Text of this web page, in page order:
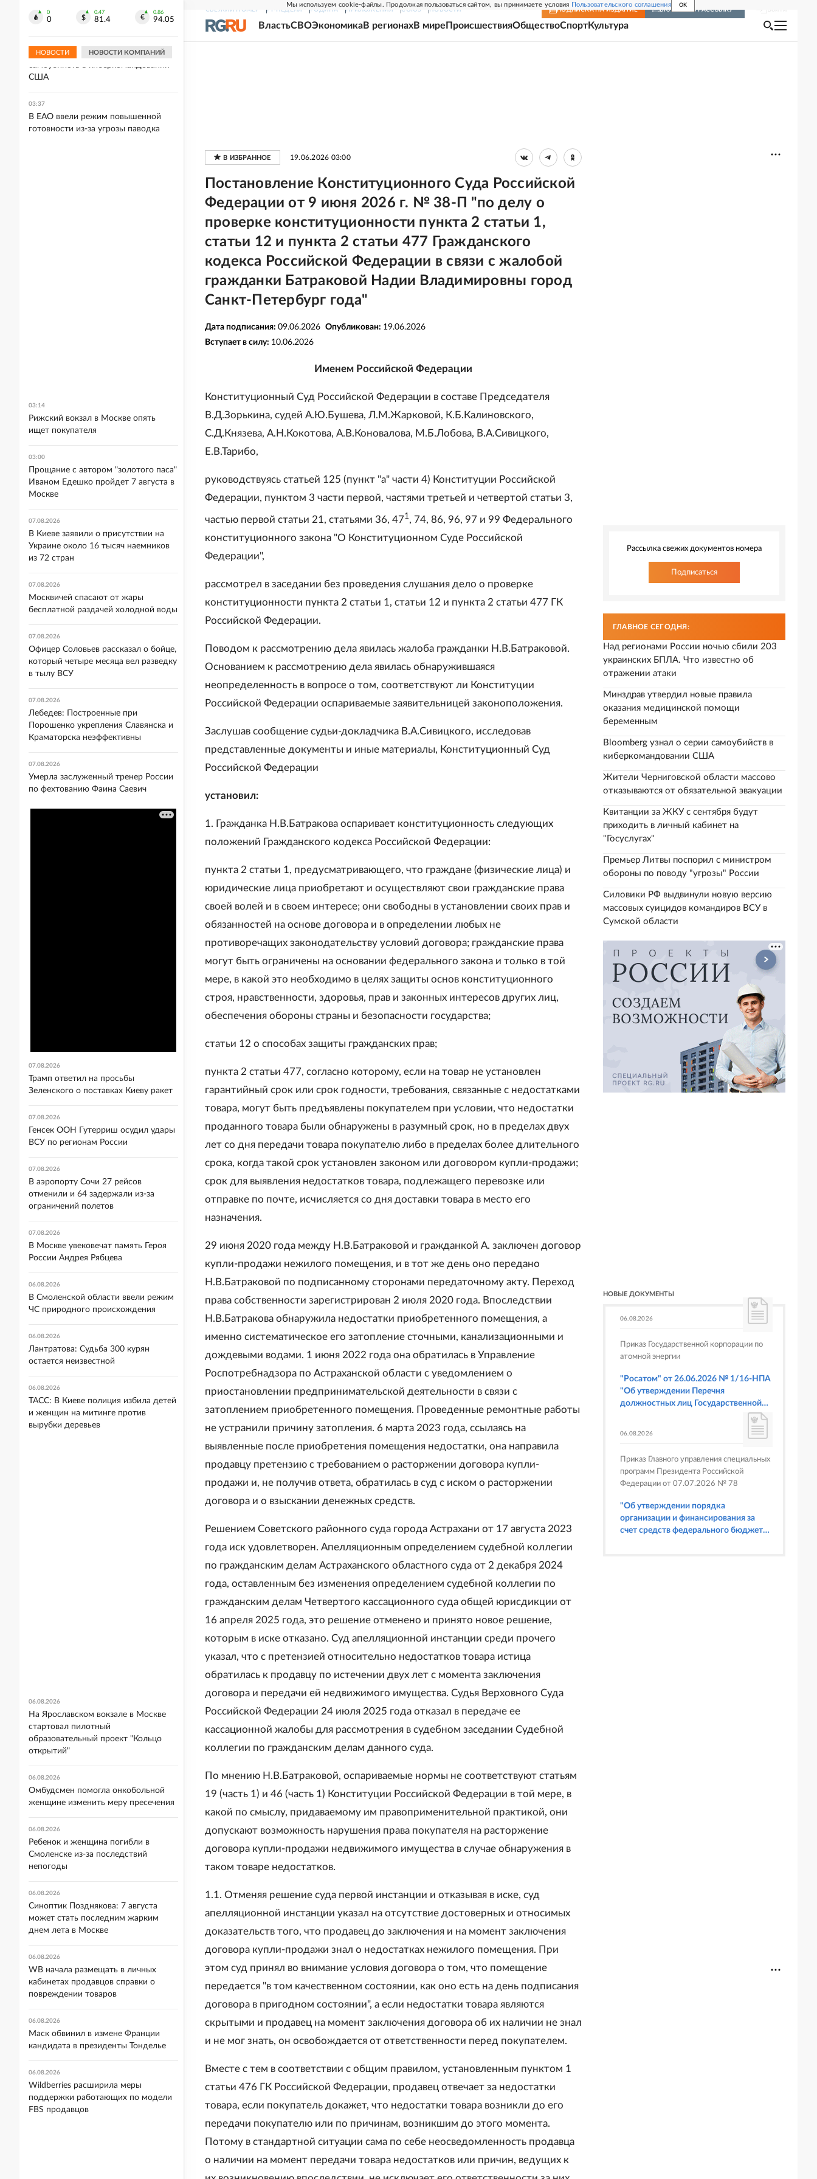
Мы используем cookie-файлы. Продолжая пользоваться сайтом, вы принимаете условия Пользовательского соглашения OK
СВЕЖИЙ НОМЕР РГ-НЕДЕЛЯ РОДИНА ПРИЛОЖЕНИЯ СОЮЗ НОВОСТИ ПОДПИСКА НА ИЗДАНИЕ ВКЛЮЧИТЬ РАССЫЛКУ
ВластьСВОЭкономикаВ регионахВ мире ПроисшествияОбществоСпортКультура
19.06.2026 03:00
Постановление Конституционного Суда Российской
Федерации от 9 июня 2026 г. № 38-П "по делу о
проверке конституционности пункта 2 статьи 1,
статьи 12 и пункта 2 статьи 477 Гражданского
кодекса Российской Федерации в связи с жалобой
гражданки Батраковой Надии Владимировны город
Санкт-Петербург года"
Дата подписания: 09.06.2026 Опубликован: 19.06.2026
Вступает в силу: 10.06.2026
Именем Российской Федерации
Конституционный Суд Российской Федерации в составе Председателя
B.Д.Зорькина, судей А.Ю.Бушева, Л.М.Жарковой, К.Б.Калиновского,
C.Д.Князева, А.Н.Кокотова, А.В.Коновалова, М.Б.Лобова, В.А.Сивицкого,
Е.В.Тарибо,
руководствуясь статьей 125 (пункт "а" части 4) Конституции Российской
Федерации, пунктом 3 части первой, частями третьей и четвертой статьи 3,
частью первой статьи 21, статьями 36, 471, 74, 86, 96, 97 и 99 Федерального
конституционного закона "О Конституционном Суде Российской
Федерации",
рассмотрел в заседании без проведения слушания дело о проверке
конституционности пункта 2 статьи 1, статьи 12 и пункта 2 статьи 477 ГК
Российской Федерации.
Поводом к рассмотрению дела явилась жалоба гражданки Н.В.Батраковой.
Основанием к рассмотрению дела явилась обнаружившаяся
неопределенность в вопросе о том, соответствуют ли Конституции
Российской Федерации оспариваемые заявительницей законоположения.
Заслушав сообщение судьи-докладчика В.А.Сивицкого, исследовав
представленные документы и иные материалы, Конституционный Суд
Российской Федерации
установил:
1. Гражданка Н.В.Батракова оспаривает конституционность следующих
положений Гражданского кодекса Российской Федерации:
пункта 2 статьи 1, предусматривающего, что граждане (физические лица) и
юридические лица приобретают и осуществляют свои гражданские права
своей волей и в своем интересе; они свободны в установлении своих прав и
обязанностей на основе договора и в определении любых не
противоречащих законодательству условий договора; гражданские права
могут быть ограничены на основании федерального закона и только в той
мере, в какой это необходимо в целях защиты основ конституционного
строя, нравственности, здоровья, прав и законных интересов других лиц,
обеспечения обороны страны и безопасности государства;
статьи 12 о способах защиты гражданских прав;
пункта 2 статьи 477, согласно которому, если на товар не установлен
гарантийный срок или срок годности, требования, связанные с недостатками
товара, могут быть предъявлены покупателем при условии, что недостатки
проданного товара были обнаружены в разумный срок, но в пределах двух
лет со дня передачи товара покупателю либо в пределах более длительного
срока, когда такой срок установлен законом или договором купли-продажи;
срок для выявления недостатков товара, подлежащего перевозке или
отправке по почте, исчисляется со дня доставки товара в место его
назначения.
29 июня 2020 года между Н.В.Батраковой и гражданкой А. заключен договор
купли-продажи нежилого помещения, и в тот же день оно передано
Н.В.Батраковой по подписанному сторонами передаточному акту. Переход
права собственности зарегистрирован 2 июля 2020 года. Впоследствии
Н.В.Батракова обнаружила недостатки приобретенного помещения, а
именно систематическое его затопление сточными, канализационными и
дождевыми водами. 1 июня 2022 года она обратилась в Управление
Роспотребнадзора по Астраханской области с уведомлением о
приостановлении предпринимательской деятельности в связи с
затоплением приобретенного помещения. Проведенные ремонтные работы
не устранили причину затопления. 6 марта 2023 года, ссылаясь на
выявленные после приобретения помещения недостатки, она направила
продавцу претензию с требованием о расторжении договора купли-
продажи и, не получив ответа, обратилась в суд с иском о расторжении
договора и о взыскании денежных средств.
Решением Советского районного суда города Астрахани от 17 августа 2023
года иск удовлетворен. Апелляционным определением судебной коллегии
по гражданским делам Астраханского областного суда от 2 декабря 2024
года, оставленным без изменения определением судебной коллегии по
гражданским делам Четвертого кассационного суда общей юрисдикции от
16 апреля 2025 года, это решение отменено и принято новое решение,
которым в иске отказано. Суд апелляционной инстанции среди прочего
указал, что с претензией относительно недостатков товара истица
обратилась к продавцу по истечении двух лет с момента заключения
договора и передачи ей недвижимого имущества. Судья Верховного Суда
Российской Федерации 24 июля 2025 года отказал в передаче ее
кассационной жалобы для рассмотрения в судебном заседании Судебной
коллегии по гражданским делам данного суда.
По мнению Н.В.Батраковой, оспариваемые нормы не соответствуют статьям
19 (часть 1) и 46 (часть 1) Конституции Российской Федерации в той мере, в
какой по смыслу, придаваемому им правоприменительной практикой, они
допускают возможность нарушения права покупателя на расторжение
договора купли-продажи недвижимого имущества в случае обнаружения в
таком товаре недостатков.
1.1. Отменяя решение суда первой инстанции и отказывая в иске, суд
апелляционной инстанции указал на отсутствие достоверных и относимых
доказательств того, что продавец до заключения и на момент заключения
договора купли-продажи знал о недостатках нежилого помещения. При
этом суд принял во внимание условия договора о том, что помещение
передается "в том качественном состоянии, как оно есть на день подписания
договора в пригодном состоянии", а если недостатки товара являются
скрытыми и продавец на момент заключения договора об их наличии не знал
и не мог знать, он освобождается от ответственности перед покупателем.
Вместе с тем в соответствии с общим правилом, установленным пунктом 1
статьи 476 ГК Российской Федерации, продавец отвечает за недостатки
товара, если покупатель докажет, что недостатки товара возникли до его
передачи покупателю или по причинам, возникшим до этого момента.
Потому в стандартной ситуации сама по себе неосведомленность продавца
о наличии на момент передачи товара недостатков или причин, ведущих к
Рассылка свежих документов номера
Подписаться
ГЛАВНОЕ СЕГОДНЯ:
Над регионами России ночью сбили 203
украинских БПЛА. Что известно об
отражении атаки
Минздрав утвердил новые правила
оказания медицинской помощи
беременным
Bloomberg узнал о серии самоубийств в
киберкомандовании США
Жители Черниговской области массово
отказываются от обязательной эвакуации
Квитанции за ЖКУ с сентября будут
приходить в личный кабинет на
"Госуслугах"
Премьер Литвы поспорил с министром
обороны по поводу "угрозы" России
Силовики РФ выдвинули новую версию
массовых суицидов командиров ВСУ в
Сумской области
НОВЫЕ ДОКУМЕНТЫ
06.08.2026
Приказ Государственной корпорации по
атомной энергии
"Росатом" от 26.06.2026 № 1/16-НПА
"Об утверждении Перечня
должностных лиц Государственной
корпорации по атомной энергии
предусмотренных статьями 6.3, 8.1,
9.4, 9.5 и 9.5.1, частью 3 статьи 9.16,
статьей 14.44, частью 1 статьи 19.4,
статьей 19.4.1, частями 6 и 15 статьи
19.5, статьями 19.6 и 19.7, частью 1
статьи 19.26, статьей 19.33, частями 1,
2, 2.1, 6 и 6.1 статьи 20.4 Кодекса
06.08.2026
Приказ Главного управления специальных
программ Президента Российской
Федерации от 07.07.2026 № 78
"Об утверждении порядка
организации и финансирования за
счет средств федерального бюджета
0
0
0.47
81.4
0.86
94.05
НОВОСТИ НОВОСТИ КОМПАНИЙ
ПВО
Bloomberg узнал о серии
самоубийств в киберкомандовании
США
03:37
В ЕАО ввели режим повышенной
готовности из-за угрозы паводка
03:14
Рижский вокзал в Москве опять
ищет покупателя
03:00
Прощание с автором "золотого паса"
Иваном Едешко пройдет 7 августа в
Москве
07.08.2026
В Киеве заявили о присутствии на
Украине около 16 тысяч наемников
из 72 стран
07.08.2026
Москвичей спасают от жары
бесплатной раздачей холодной воды
07.08.2026
Офицер Соловьев рассказал о бойце,
который четыре месяца вел разведку
в тылу ВСУ
07.08.2026
Лебедев: Построенные при
Порошенко укрепления Славянска и
Краматорска неэффективны
07.08.2026
Умерла заслуженный тренер России
по фехтованию Фаина Саевич
07.08.2026
Трамп ответил на просьбы
Зеленского о поставках Киеву ракет
07.08.2026
Генсек ООН Гутерриш осудил удары
ВСУ по регионам России
07.08.2026
В аэропорту Сочи 27 рейсов
отменили и 64 задержали из-за
ограничений полетов
07.08.2026
В Москве увековечат память Героя
России Андрея Рябцева
06.08.2026
В Смоленской области ввели режим
ЧС природного происхождения
06.08.2026
Лантратова: Судьба 300 курян
остается неизвестной
06.08.2026
ТАСС: В Киеве полиция избила детей
и женщин на митинге против
вырубки деревьев
06.08.2026
На Ярославском вокзале в Москве
стартовал пилотный
образовательный проект "Кольцо
открытий"
06.08.2026
Омбудсмен помогла онкобольной
женщине изменить меру пресечения
06.08.2026
Ребенок и женщина погибли в
Смоленске из-за последствий
непогоды
06.08.2026
Синоптик Позднякова: 7 августа
может стать последним жарким
днем лета в Москве
06.08.2026
WB начала размещать в личных
кабинетах продавцов справки о
повреждении товаров
06.08.2026
Маск обвинил в измене Франции
кандидата в президенты Тонделье
06.08.2026
Wildberries расширила меры
поддержки работающих по модели
FBS продавцов